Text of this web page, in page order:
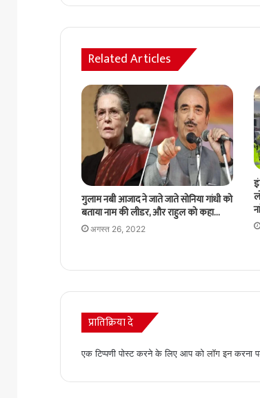
Related Articles
गुलाम नबी आजाद ने जाते जाते सोनिया गांधी को
बताया नाम की लीडर, और राहुल को कहा…
अगस्त 26, 2022
प्रातिक्रिया दे
एक टिप्पणी पोस्ट करने के लिए आप कोलॉग इनकरना